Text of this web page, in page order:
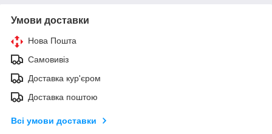
Умови доставки
Нова Пошта
Самовивіз
Доставка кур'єром
Доставка поштою
Всі умови доставки